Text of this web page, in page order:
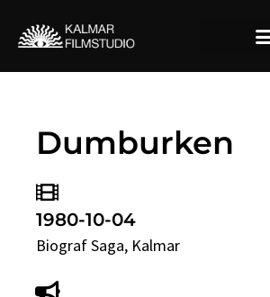
Dumburken
1980-10-04
Biograf Saga, Kalmar